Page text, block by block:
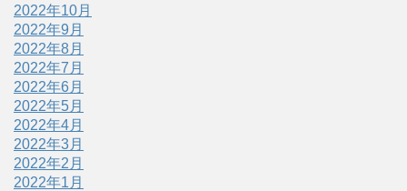
2022年10月
2022年9月
2022年8月
2022年7月
2022年6月
2022年5月
2022年4月
2022年3月
2022年2月
2022年1月